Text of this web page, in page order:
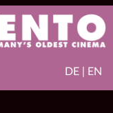
DE | EN